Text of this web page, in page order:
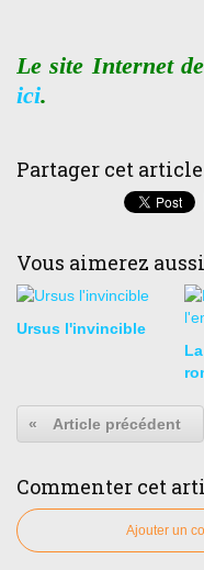
Le site Internet
ici.
Partager cet article
Vous aimerez
Ursus l'invincible
« Article précédent
Commenter cet
Ajouter un